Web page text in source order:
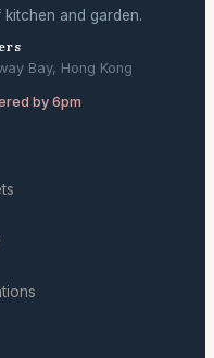
and garden.
Bay, Hong Kong
by 6pm